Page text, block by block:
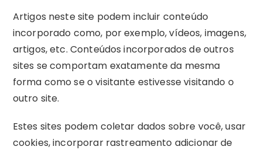
Artigos neste site podem incluir conteúdo
incorporado como, por exemplo, vídeos, imagens,
artigos, etc. Conteúdos incorporados de outros
sites se comportam exatamente da mesma
forma como se o visitante estivesse visitando o
outro site.
Estes sites podem coletar dados sobre você, usar
cookies, incorporar rastreamento adicionar de